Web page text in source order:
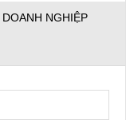
NGHIỆP